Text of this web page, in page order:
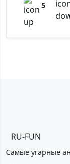
5
RU-FUN
Самые угарные